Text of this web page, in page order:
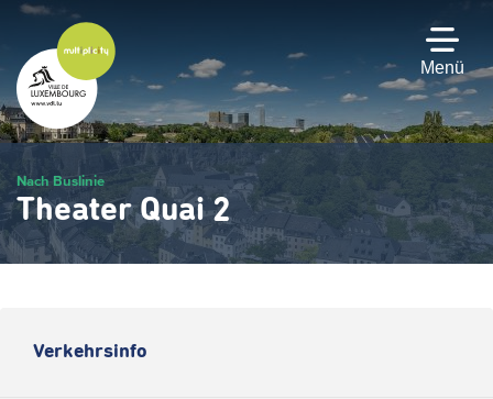
Zum
Hauptinhalt
gehen
Menü
Nach Buslinie
Theater Quai 2
Verkehrsinfo